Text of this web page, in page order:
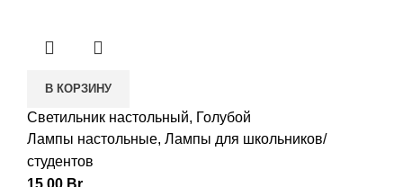
В КОРЗИНУ
Светильник настольный, Голубой
Лампы настольные, Лампы для школьников/
студентов
15,00 Br